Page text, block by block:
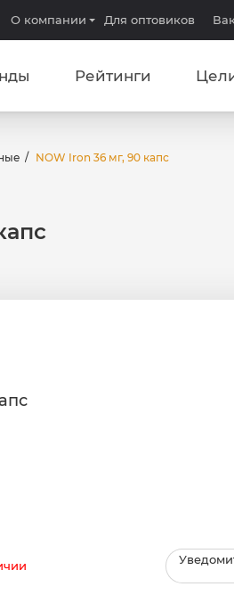
О компании Для оптовиков
Рейтинги
NOW Iron 36 мг, 90 капс